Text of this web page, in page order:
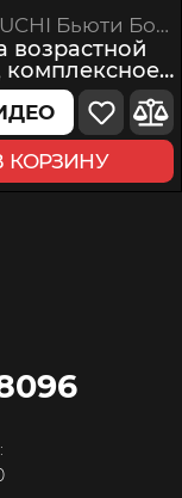
YAMAGUCHI Бьюти Бокс 1
возрастной
комплексное
ВИДЕО
КОРЗИНУ